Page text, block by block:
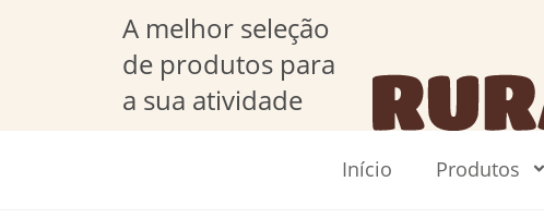
A melhor seleção
de produtos para
a sua atividade
Início Produtos